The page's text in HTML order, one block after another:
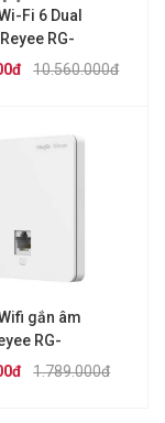
Fi 6 Dual
RG-
10.560.000đ
gắn âm
RG-
1.789.000đ